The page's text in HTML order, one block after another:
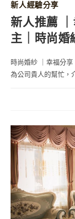
新人經驗分享
新人推薦
主｜時尚婚
時尚婚紗 ｜幸福分
為公司貴人的幫忙，